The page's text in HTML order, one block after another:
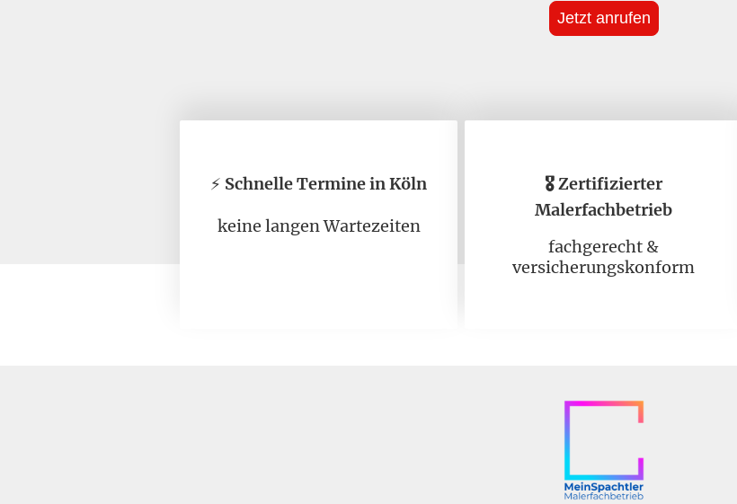
Jetzt anrufen
⚡ Schnelle Termine in Köln
keine langen Wartezeiten
🎖️ Zertifizierter
Malerfachbetrieb
fachgerecht &
versicherungskonform